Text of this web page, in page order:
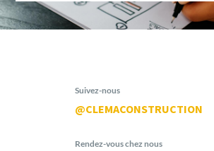
Suivez-nous
@CLEMACONSTRUCTION
Rendez-vous chez nous